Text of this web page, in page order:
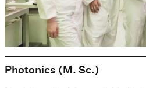
Photonics (M. Sc.)